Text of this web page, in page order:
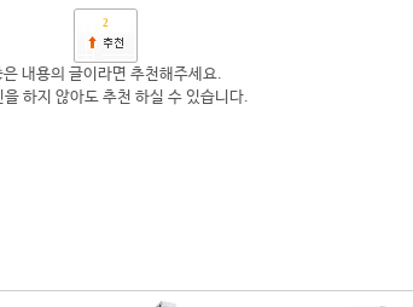
2
은 내용의 글이라면 추천해주세요.
을 하지 않아도 추천 하실 수 있습니다.